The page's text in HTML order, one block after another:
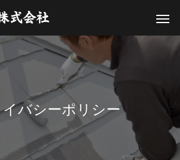
イバシーポリシー